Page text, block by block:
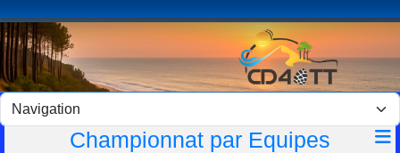
Championnat par Equipes